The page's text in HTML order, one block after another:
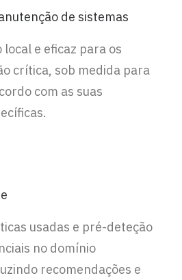
de sistemas
e eficaz para os
crítica, sob medida para
com as suas
usadas e pré-deteção
no domínio
recomendações e